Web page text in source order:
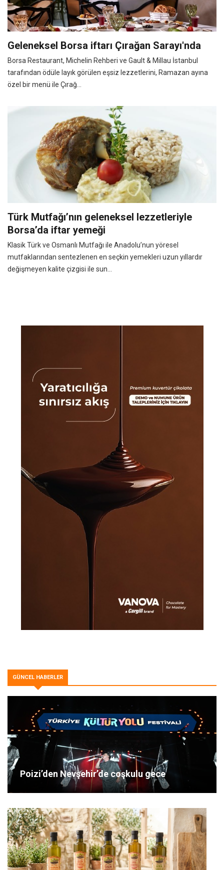
Geleneksel Borsa iftarı Çırağan Sarayı'nda
Borsa Restaurant, Michelin Rehberi ve Gault & Millau İstanbul
tarafından ödüle layık görülen eşsiz lezzetlerini, Ramazan ayına
özel bir menü ile Çırağ...
Türk Mutfağı’nın geleneksel lezzetleriyle
Borsa’da iftar yemeği
Klasik Türk ve Osmanlı Mutfağı ile Anadolu’nun yöresel
mutfaklarından sentezlenen en seçkin yemekleri uzun yıllardır
değişmeyen kalite çizgisi ile sun...
GÜNCEL HABERLER
Poizi’den Nevşehir’de coşkulu gece